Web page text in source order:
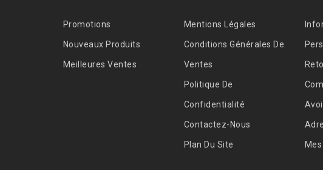
Promotions
Nouveaux Produits
Meilleures Ventes
Mentions Légales
Conditions Générales De
Ventes
Politique De
Confidentialité
Contactez-Nous
Plan Du Site